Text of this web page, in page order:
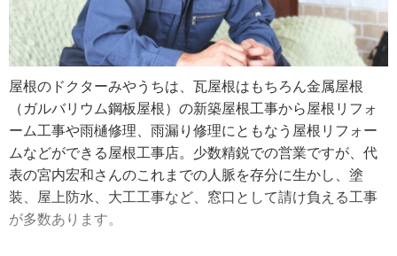
登校しても自分だけ弁当持参にしてもらったり。そして学
校生活に慣れると、今度は登校する友人と、通学路途中の
公園で寄り道ついでに遊びすぎて遅刻するという…」と、
のまま大人になったわけではないということが、次のエピ
ソードからうかがえます。
「通学路の途中にあった材木屋さんと顔見知りだったんで
す。登校中に虫を捕まえて預かってもらって、帰りに取り
に行きました。私が慕っていたその材木屋の番頭さん、独
立して会社を構えているんですが、実は今、そこから材木
を買っているんです。むこうはきっと、『あのガキんちょ
屋根のドクターみやうちは、瓦屋根はもちろん金属屋根
（ガルバリウム鋼板屋根）の新築屋根工事から屋根リフォ
ーム工事や雨樋修理、雨漏り修理にともなう屋根リフォー
ムなどができる屋根工事店。少数精鋭での営業ですが、代
表の宮内宏和さんのこれまでの人脈を存分に生かし、塗
装、屋上防水、大工工事など、窓口として請け負える工事
が多数あります。